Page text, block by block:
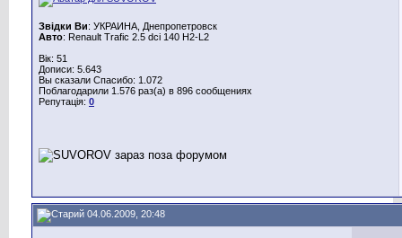
Звідки Ви: УКРАИНА, Днепропетровск
Авто: Renault Trafic 2.5 dci 140 H2-L2
Вік: 51
Дописи: 5.643
Вы сказали Спасибо: 1.072
Поблагодарили 1.576 раз(а) в 896 сообщениях
Репутація: 0
04.06.2009, 20:48